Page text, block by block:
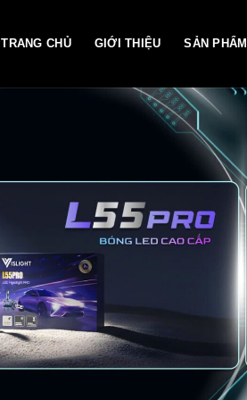
TRANG CHỦ GIỚI THIỆU SẢN PHẨM